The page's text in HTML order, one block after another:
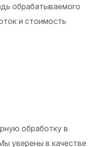
обрабатываемого
и стоимость
обработку в
уверены в качестве